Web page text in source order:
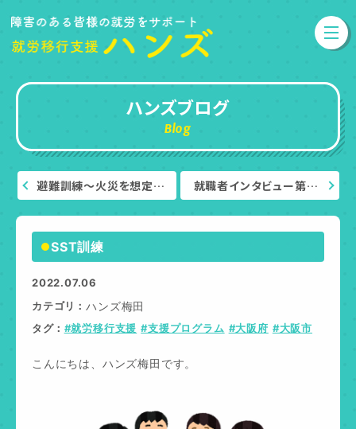
ハンズブログ
Blog
避難訓練～火災を想定… 就職者インタビュー第…
SST訓練
2022.07.06
カテゴリ
ハンズ梅田
タグ #就労移行支援 #支援プログラム #大阪府 #大阪市
こんにちは、ハンズ梅田です。